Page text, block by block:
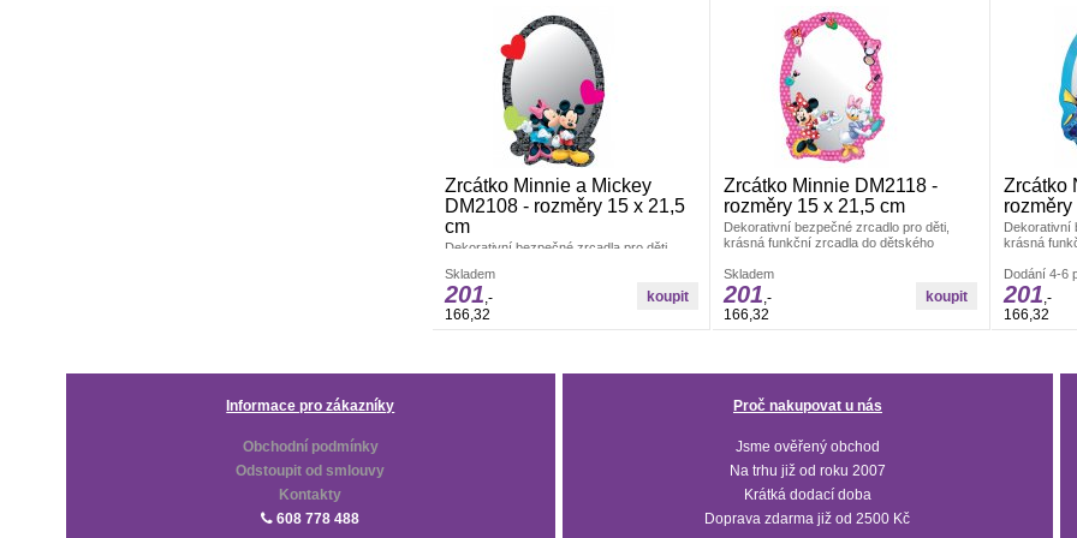
Zrcátko Minnie a Mickey
DM2108 - rozměry 15 x 21,5
cm
Dekorativní bezpečné zrcadla pro děti,
pokojíčku. Vyrobeno z akrylátového skla.
Rozměry: 15 x 22 cm.
Skladem
201,-
166,32
Zrcátko Minnie DM2118 -
rozměry 15 x 21,5 cm
Dekorativní bezpečné zrcadlo pro děti,
krásná funkční zrcadla do dětského
Rozměry: 15x21,5 cm.
Skladem
201,-
166,32
Zrcátko
Dekorativní
krásná
Rozměry:
Dodání 4-6
201,-
166,32
Informace pro zákazníky
Obchodní podmínky
Odstoupit od smlouvy
Kontakty
608 778 488
Proč nakupovat u nás
Jsme ověřený obchod
Na trhu již od roku 2007
Krátká dodací doba
Doprava zdarma již od 2500 Kč